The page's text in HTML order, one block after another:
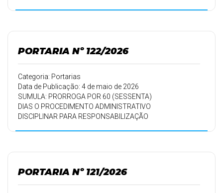
PORTARIA Nº 122/2026
Categoria: Portarias
Data de Publicação: 4 de maio de 2026
SUMULA: PRORROGA POR 60 (SESSENTA)
DIAS O PROCEDIMENTO ADMINISTRATIVO
DISCIPLINAR PARA RESPONSABILIZAÇÃO
PORTARIA Nº 121/2026